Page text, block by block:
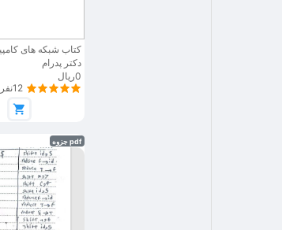
کتاب شبکه های
دکتر پدرام
0ریال
12نفر
pdf جزوه